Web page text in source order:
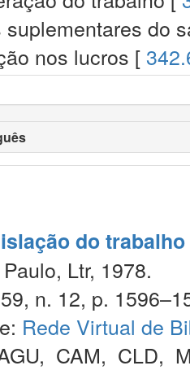
suplementares do
nos lucros [
do trabalho
Ltr, 1978.
n. 12, p.
Rede Virtual de
, CAM, CLD,